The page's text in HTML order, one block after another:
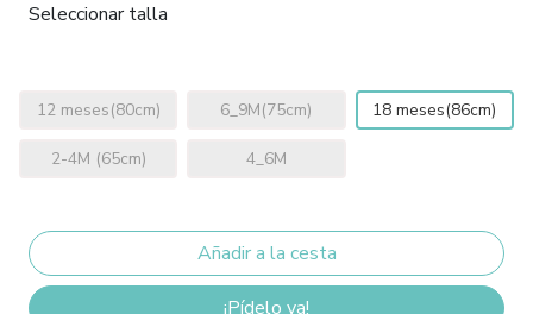
Seleccionar talla
12 meses(80cm) 6_9M(75cm) 18 meses(86cm)
2-4M (65cm) 4_6M
¡Pídelo ya!